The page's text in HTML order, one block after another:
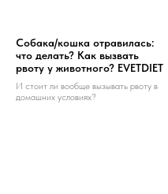
Собака/кошка отравилась:
что делать? Как вызвать
рвоту у животного? EVETDIET
И стоит ли вообще вызывать рвоту в
домашних условиях?